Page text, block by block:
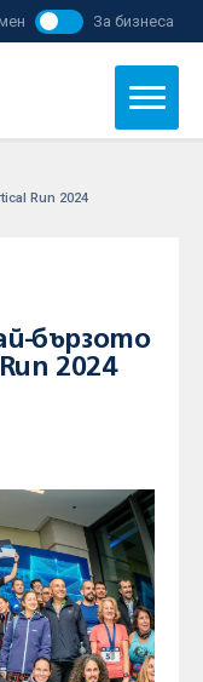
За бизнеса
Run 2024
бързото
2024